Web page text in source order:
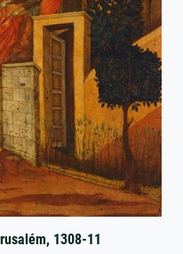
1308-11